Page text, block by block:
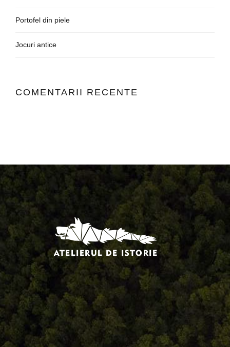
Portofel din piele
Jocuri antice
COMENTARII RECENTE
Comandă, plată, livrare
Întreținere produse
Facebook.com/atelieruldeistorie